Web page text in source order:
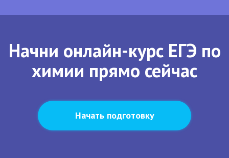
Начни онлайн-курс ЕГЭ по
химии прямо сейчас
Начать подготовку